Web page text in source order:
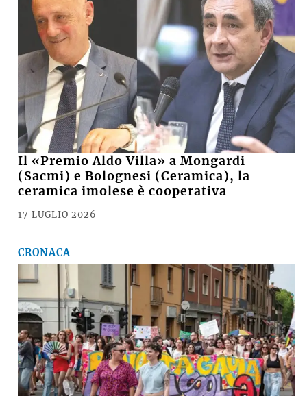
Il «Premio Aldo Villa» a Mongardi
(Sacmi) e Bolognesi (Ceramica), la
ceramica imolese è cooperativa
17 LUGLIO 2026
CRONACA